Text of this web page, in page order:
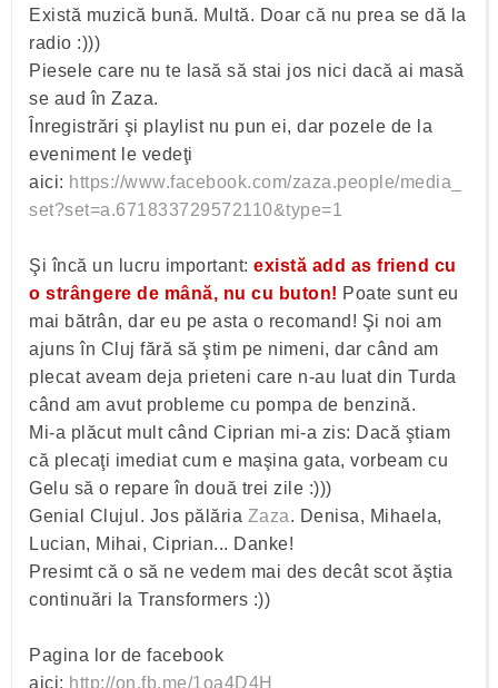
Există muzică bună. Multă. Doar că nu prea se dă la
radio :)))
Piesele care nu te lasă să stai jos nici dacă ai masă
se aud în Zaza.
Înregistrări şi playlist nu pun ei, dar pozele de la
eveniment le vedeţi
aici: https://www.facebook.com/zaza.people/media_
set?set=a.671833729572110&type=1
Şi încă un lucru important: există add as friend cu
o strângere de mână, nu cu buton! Poate sunt eu
mai bătrân, dar eu pe asta o recomand! Şi noi am
ajuns în Cluj fără să ştim pe nimeni, dar când am
plecat aveam deja prieteni care n-au luat din Turda
când am avut probleme cu pompa de benzină.
Mi-a plăcut mult când Ciprian mi-a zis: Dacă ştiam
că plecaţi imediat cum e maşina gata, vorbeam cu
Gelu să o repare în două trei zile :)))
Genial Clujul. Jos pălăria Zaza. Denisa, Mihaela,
Lucian, Mihai, Ciprian... Danke!
Presimt că o să ne vedem mai des decât scot ăştia
continuări la Transformers :))
Pagina lor de facebook
aici: http://on.fb.me/1oa4D4H